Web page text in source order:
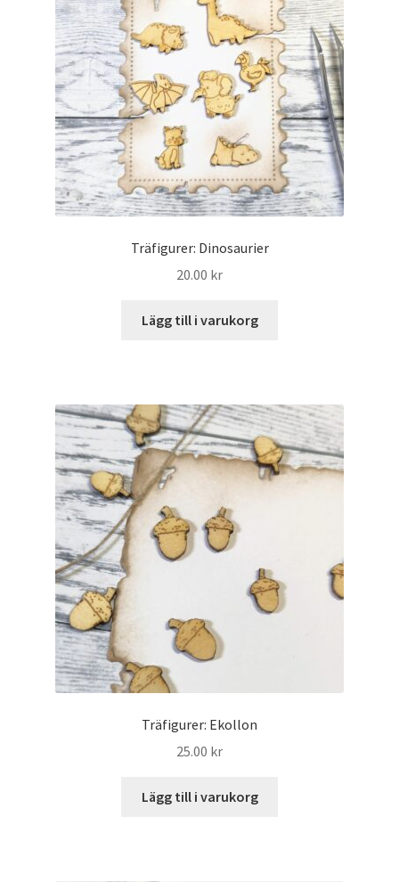
Träfigurer: Dinosaurier
20.00 kr
Lägg till i varukorg
Träfigurer: Ekollon
25.00 kr
Lägg till i varukorg